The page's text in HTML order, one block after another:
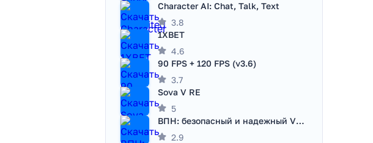
Character AI: Chat, Talk, Text
3.8
1XBET
4.6
90 FPS + 120 FPS (v3.6)
3.7
Sova V RE
5
ВПН: безопасный и надежный VPN
2.9